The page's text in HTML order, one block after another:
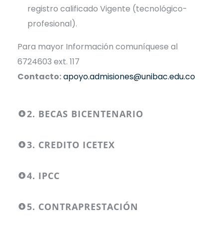
registro calificado Vigente (tecnológico-
profesional).
Para mayor Información comuníquese al
6724603 ext. 117
Contacto:apoyo.admisiones@unibac.edu.co
2. BECAS BICENTENARIO
3. CREDITO ICETEX
4. IPCC
5. CONTRAPRESTACIÓN